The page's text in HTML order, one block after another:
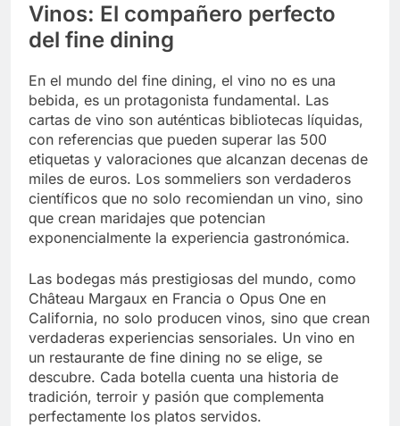
Vinos: El compañero perfecto
del fine dining
En el mundo del fine dining, el vino no es una
bebida, es un protagonista fundamental. Las
cartas de vino son auténticas bibliotecas líquidas,
con referencias que pueden superar las 500
etiquetas y valoraciones que alcanzan decenas de
miles de euros. Los sommeliers son verdaderos
científicos que no solo recomiendan un vino, sino
que crean maridajes que potencian
exponencialmente la experiencia gastronómica.
Las bodegas más prestigiosas del mundo, como
Château Margaux en Francia o Opus One en
California, no solo producen vinos, sino que crean
verdaderas experiencias sensoriales. Un vino en
un restaurante de fine dining no se elige, se
descubre. Cada botella cuenta una historia de
tradición, terroir y pasión que complementa
perfectamente los platos servidos.